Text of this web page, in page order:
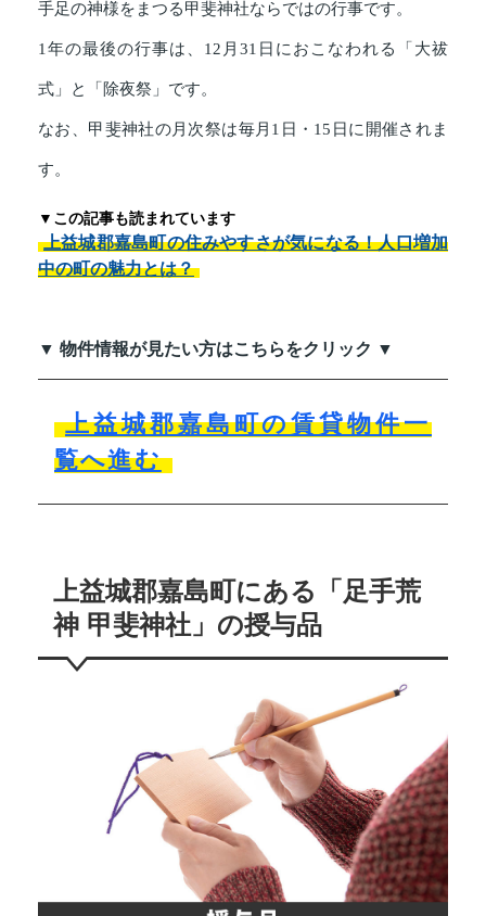
手足の神様をまつる甲斐神社ならではの行事です。
1年の最後の行事は、12月31日におこなわれる「大祓
式」と「除夜祭」です。
なお、甲斐神社の月次祭は毎月1日・15日に開催されま
す。
▼この記事も読まれています
上益城郡嘉島町の住みやすさが気になる！人口増加
中の町の魅力とは？
▼ 物件情報が見たい方はこちらをクリック ▼
上益城郡嘉島町の賃貸物件一
覧へ進む
上益城郡嘉島町にある「足手荒
神 甲斐神社」の授与品